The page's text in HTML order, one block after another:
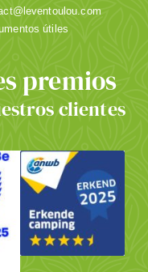
útiles
premios
clientes